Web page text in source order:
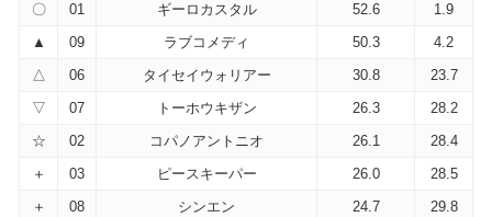
〇
01 ギーロカスタル 52.6
1.9
▲
09 ラブコメディ 50.3
4.2
△
06 タイセイウォリアー 30.8
23.7
▽
07 トーホウキザン 26.3
28.2
☆
02 コパノアントニオ 26.1
28.4
＋
03 ピースキーパー 26.0
28.5
＋
08 シンエン 24.7
29.8